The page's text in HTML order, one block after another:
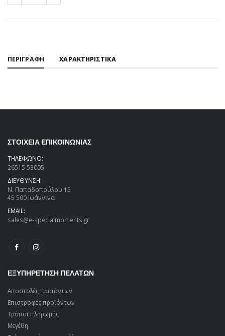
ΠΕΡΙΓΡΑΦΗ ΧΑΡΑΚΤΗΡΙΣΤΙΚΑ
ΣΤΟΙΧΕΙΑ ΕΠΙΚΟΙΝΩΝΙΑΣ
ΤΗΛΕΦΩΝΟ:
26515 53005
ΔΙΕΥΘΥΝΣΗ:
Ν. Παπαδοπούλου 15
45 500 Ιωάννινα
EMAIL:
sales@e-specialmoments.gr
ΕΞΥΠΗΡΕΤΗΣΗ ΠΕΛΑΤΩΝ
Αποστολές προϊόντων
Επιστροφές προϊόντων
Τρόποι πληρωμής
Μεγέθη